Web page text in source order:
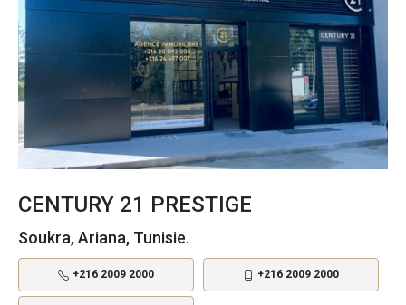
CENTURY 21 PRESTIGE
Soukra, Ariana, Tunisie.
+216 2009 2000 +216 2009 2000